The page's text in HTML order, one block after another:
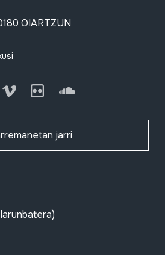
OIARTZUN
Vimeo Flickr SoundCloud
jarri